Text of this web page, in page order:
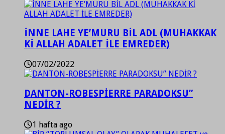
İNNE LAHE YE’MURU BİL ADL (MUHAKKAK
Kİ ALLAH ADALET İLE EMREDER)
07/02/2022
DANTON-ROBESPİERRE PARADOKSU”
NEDİR ?
1 hafta ago